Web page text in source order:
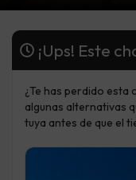
¡Ups! Este
¿Te has perdido esta
algunas alternativas
tuya antes de que el